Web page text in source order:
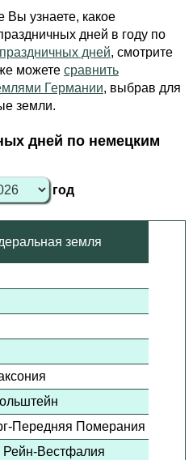
узнаете, какое
дней в году по
дней, смотрите
можете сравнить
Германии, выбрав для
земли.
дней по немецким
год
земля
Передняя Померания
Вестфалия